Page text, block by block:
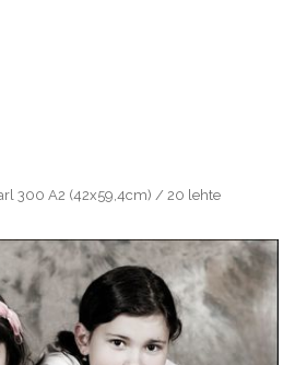
300 A2 (42x59,4cm) / 20 lehte